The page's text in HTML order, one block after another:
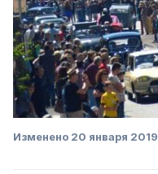
Изменено 20 января 2019